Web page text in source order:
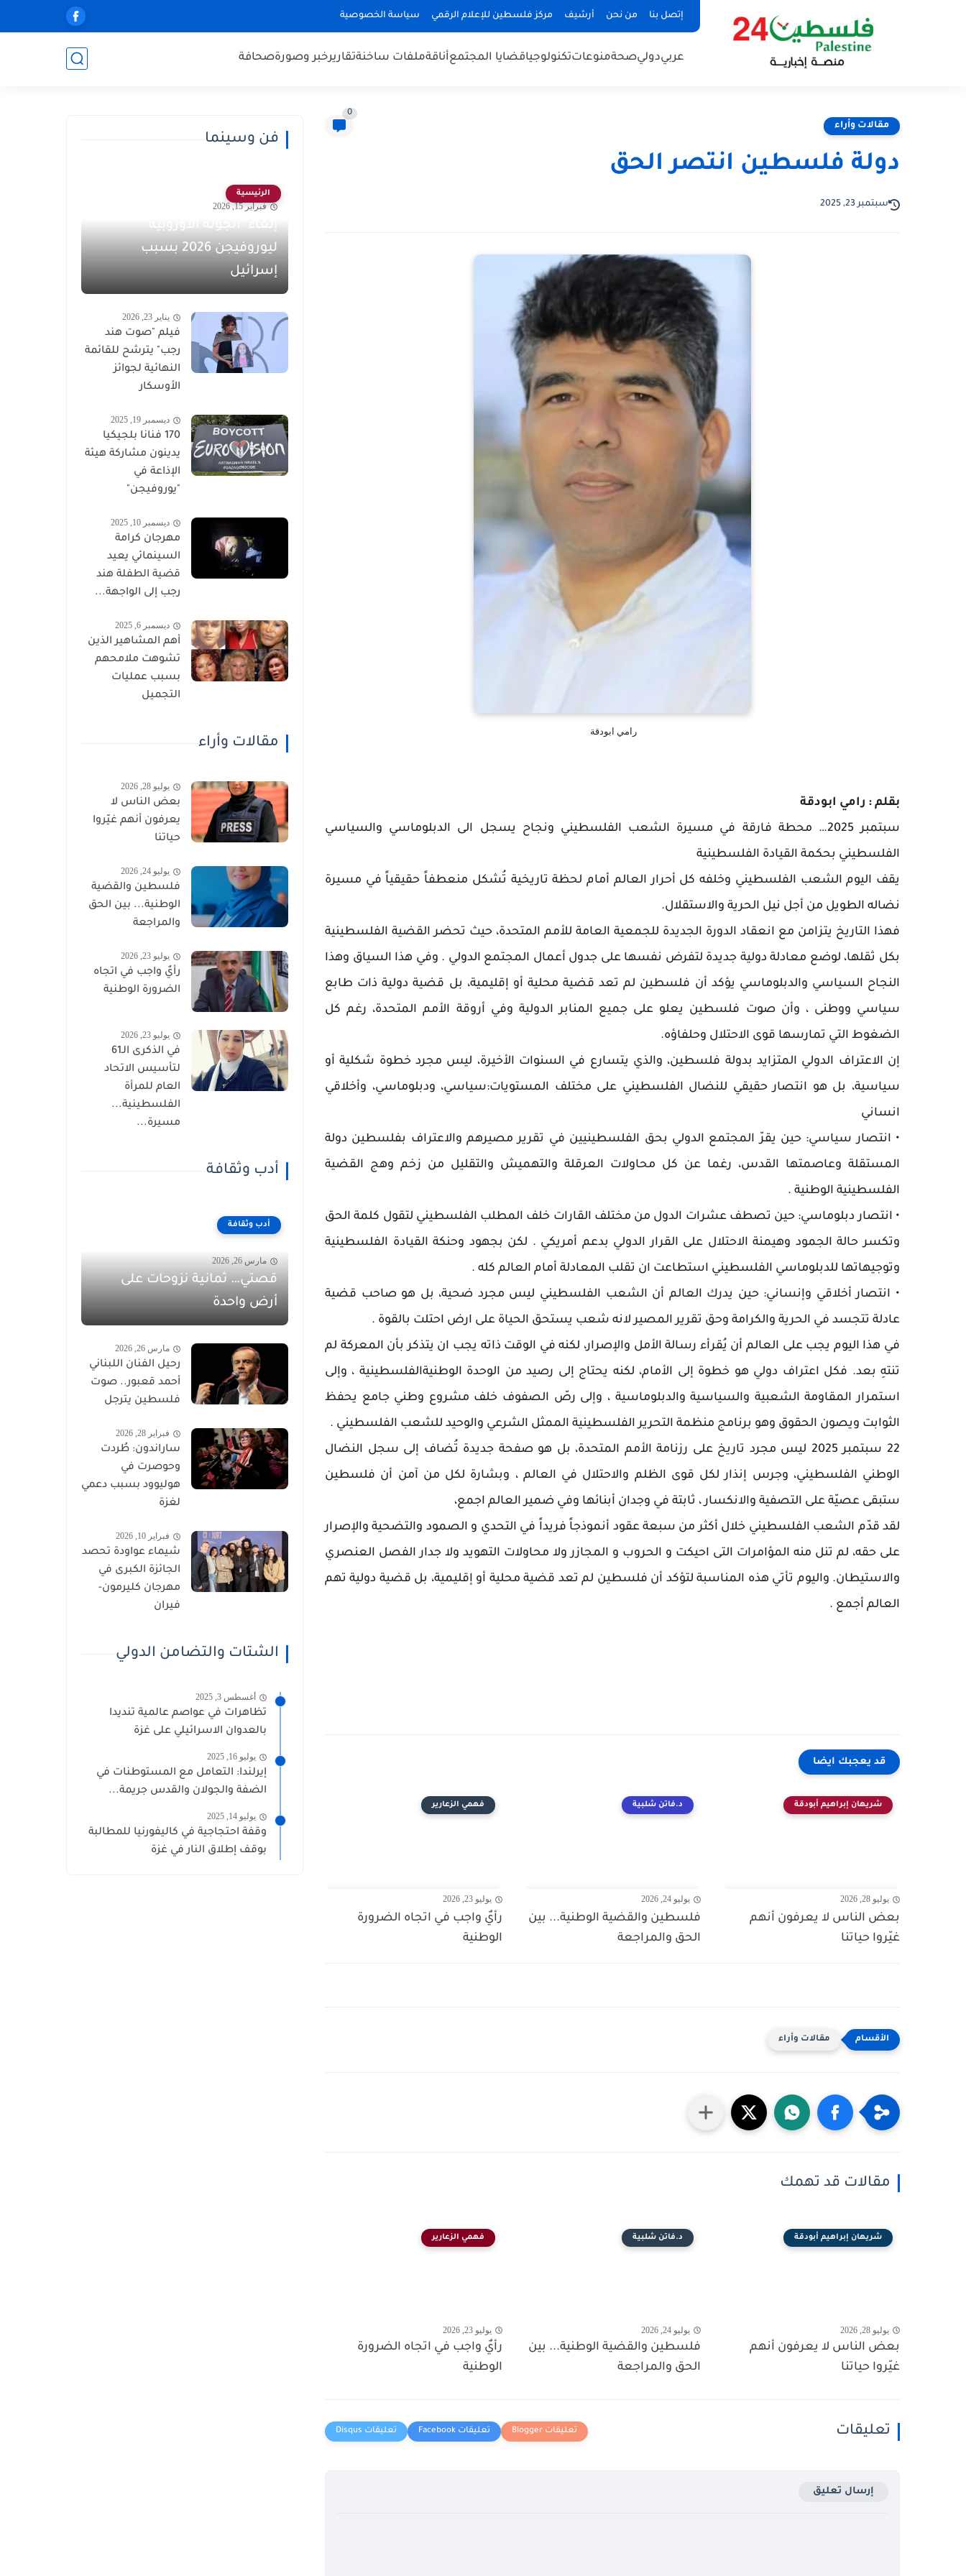
إتصل بنا من نحن أرشيف مركز فلسطين للإعلام الرقمي سياسة الخصوصية
عربيدوليصحةمنوعاتتكنولوجياقضايا المجتمعأناقةملفات ساخنةتقاريرخبر وصورةصحافة
مقالات وأراء
0
دولة فلسطين انتصر الحق
سبتمبر 23, 2025
رامي ابودقة
بقلم : رامي ابودقة
سبتمبر 2025… محطة فارقة في مسيرة الشعب الفلسطيني ونجاح يسجل الى الدبلوماسي والسياسي
الفلسطيني بحكمة القيادة الفلسطينية
يقف اليوم الشعب الفلسطيني وخلفه كل أحرار العالم أمام لحظة تاريخية تُشكل منعطفاً حقيقياً في مسيرة
نضاله الطويل من أجل نيل الحرية والاستقلال.
فهذا التاريخ يتزامن مع انعقاد الدورة الجديدة للجمعية العامة للأمم المتحدة، حيث تحضر القضية الفلسطينية
بكل ثقلها، لوضع معادلة دولية جديدة لتفرض نفسها على جدول أعمال المجتمع الدولي . وفي هذا السياق وهذا
النجاح السياسي والدبلوماسي يؤكد أن فلسطين لم تعد قضية محلية أو إقليمية، بل قضية دولية ذات طابع
سياسي ووطنى ، وأن صوت فلسطين يعلو على جميع المنابر الدولية وفي أروقة الأمم المتحدة، رغم كل
الضغوط التي تمارسها قوى الاحتلال وحلفاؤه.
إن الاعتراف الدولي المتزايد بدولة فلسطين، والذي يتسارع في السنوات الأخيرة، ليس مجرد خطوة شكلية أو
سياسية، بل هو انتصار حقيقي للنضال الفلسطيني على مختلف المستويات:سياسي، ودبلوماسي، وأخلاقي
انساني
• انتصار سياسي: حين يقرّ المجتمع الدولي بحق الفلسطينيين في تقرير مصيرهم والاعتراف بفلسطين دولة
المستقلة وعاصمتها القدس، رغما عن كل محاولات العرقلة والتهميش والتقليل من زخم وهج القضية
الفلسطينية الوطنية .
• انتصار دبلوماسي: حين تصطف عشرات الدول من مختلف القارات خلف المطلب الفلسطيني لتقول كلمة الحق
وتكسر حالة الجمود وهيمنة الاحتلال على القرار الدولي بدعم أمريكي . لكن بجهود وحنكة القيادة الفلسطينية
وتوجيهاتها للدبلوماسي الفلسطيني استطاعت ان تقلب المعادلة أمام العالم كله .
• انتصار أخلاقي وإنساني: حين يدرك العالم أن الشعب الفلسطيني ليس مجرد ضحية، بل هو صاحب قضية
عادلة تتجسد في الحرية والكرامة وحق تقرير المصير لانه شعب يستحق الحياة على ارض احتلت بالقوة .
في هذا اليوم يجب على العالم أن يُقرأء رسالة الأمل والإصرار، لكنه في الوقت ذاته يجب ان يتذكر بأن المعركة لم
تنتهِ بعد. فكل اعتراف دولي هو خطوة إلى الأمام، لكنه يحتاج إلى رصيد من الوحدة الوطنيةالفلسطينية ، وإلى
استمرار المقاومة الشعبية والسياسية والدبلوماسية ، وإلى رصّ الصفوف خلف مشروع وطني جامع يحفظ
الثوابت ويصون الحقوق وهو برنامج منظمة التحرير الفلسطينية الممثل الشرعي والوحيد للشعب الفلسطيني .
22 سبتمبر 2025 ليس مجرد تاريخ على رزنامة الأمم المتحدة، بل هو صفحة جديدة تُضاف إلى سجل النضال
الوطني الفلسطيني، وجرس إنذار لكل قوى الظلم والاحتلال في العالم ، وبشارة لكل من آمن أن فلسطين
ستبقى عصيّة على التصفية والانكسار ، ثابتة في وجدان أبنائها وفي ضمير العالم اجمع،
لقد قدّم الشعب الفلسطيني خلال أكثر من سبعة عقود أنموذجاً فريداً في التحدي و الصمود والتضحية والإصرار
على حقه، لم تنل منه المؤامرات التى احيكت و الحروب و المجازر ولا محاولات التهويد ولا جدار الفصل العنصري
والاستيطان. واليوم تأتي هذه المناسبة لتؤكد أن فلسطين لم تعد قضية محلية أو إقليمية، بل قضية دولية تهم
العالم أجمع .
قد يعجبك ايضا
شريهان إبراهيم أبودقة
يوليو 28, 2026
بعض الناس لا يعرفون أنهم
غيّروا حياتنا
د.فاتن شلبية
يوليو 24, 2026
فلسطين والقضية الوطنية... بين
الحق والمراجعة
فهمي الزعارير
يوليو 23, 2026
رأيٌ واجب في اتجاه الضرورة
الوطنية
مقالات وأراء
مقالات قد تهمك
شريهان إبراهيم أبودقة
يوليو 28, 2026
بعض الناس لا يعرفون أنهم
غيّروا حياتنا
د.فاتن شلبية
يوليو 24, 2026
فلسطين والقضية الوطنية... بين
الحق والمراجعة
فهمي الزعارير
يوليو 23, 2026
رأيٌ واجب في اتجاه الضرورة
الوطنية
تعليقات
إرسال تعليق
فن وسينما
الرئيسية
فبراير 15, 2026
إلغاء "الجولة الأوروبية"
ليوروفيجن 2026 بسبب
إسرائيل
يناير 23, 2026
فيلم "صوت هند
رجب" يترشح للقائمة
النهائية لجوائز
الأوسكار
ديسمبر 19, 2025
170 فنانا بلجيكيا
يدينون مشاركة هيئة
الإذاعة في
"يوروفيجن"
ديسمبر 10, 2025
مهرجان كرامة
السينمائي يعيد
قضية الطفلة هند
رجب إلى الواجهة...
ديسمبر 6, 2025
أهم المشاهير الذين
تشوهت ملامحهم
بسبب عمليات
التجميل
مقالات وأراء
يوليو 28, 2026
بعض الناس لا
يعرفون أنهم غيّروا
حياتنا
يوليو 24, 2026
فلسطين والقضية
الوطنية... بين الحق
والمراجعة
يوليو 23, 2026
رأيٌ واجب في اتجاه
الضرورة الوطنية
يوليو 23, 2026
في الذكرى الـ61
لتأسيس الاتحاد
العام للمرأة
الفلسطينية...
مسيرة...
أدب وثقافة
أدب وثقافة
مارس 26, 2026
قصتي… ثمانية نزوحات على
أرض واحدة
مارس 26, 2026
رحيل الفنان اللبناني
أحمد قعبور.. صوت
فلسطين يترجل
فبراير 28, 2026
ساراندون: طُردت
وحوصرت في
هوليوود بسبب دعمي
لغزة
فبراير 10, 2026
شيماء عواودة تحصد
الجائزة الكبرى في
مهرجان كليرمون-
فيران
الشتات والتضامن الدولي
أغسطس 3, 2025
تظاهرات في عواصم عالمية تنديدا
بالعدوان الاسرائيلي على غزة
يوليو 16, 2025
إيرلندا: التعامل مع المستوطنات في
الضفة والجولان والقدس جريمة...
يوليو 14, 2025
وقفة احتجاجية في كاليفورنيا للمطالبة
بوقف إطلاق النار في غزة